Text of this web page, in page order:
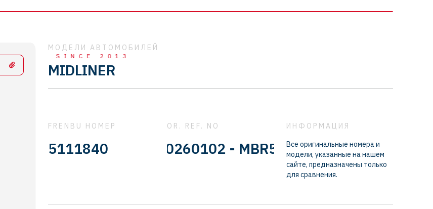
SINCE 2013
МОДЕЛИ АВТОМОБИЛЕЙ
MIDLINER
FRENBU НОМЕР
5111840
OR. REF. NO
5010216932 - 5010260102 - MBR5054 - MBR5095
ИНФОРМАЦИЯ
Все оригинальные номера и
модели, указанные на нашем
сайте, предназначены только
для сравнения.